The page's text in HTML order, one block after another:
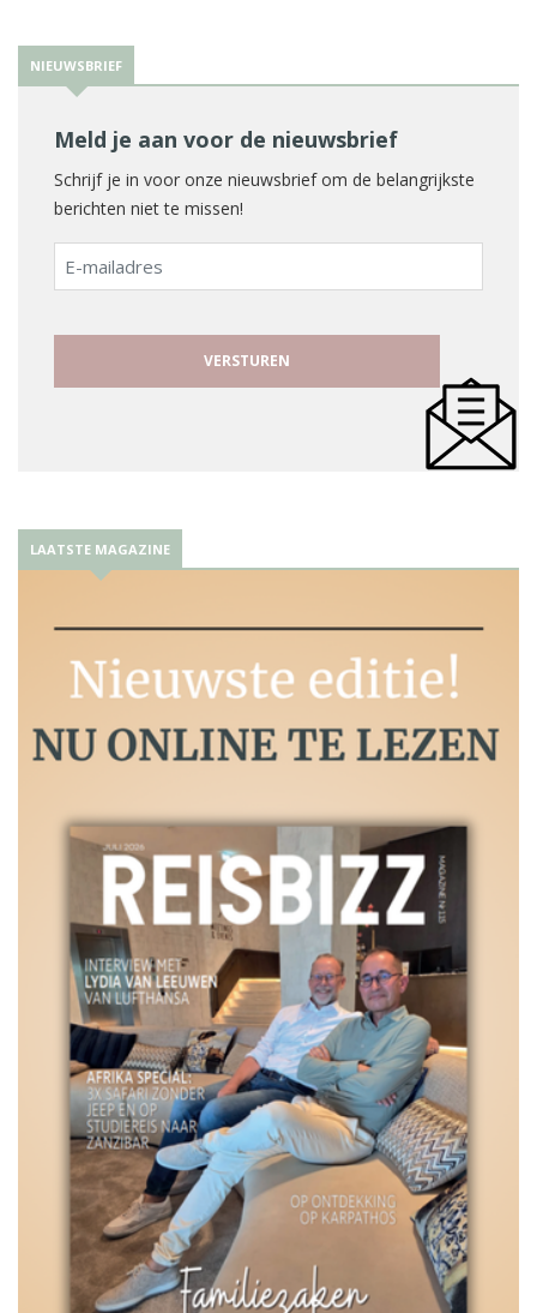
NIEUWSBRIEF
Meld je aan voor de nieuwsbrief
Schrijf je in voor onze nieuwsbrief om de belangrijkste
berichten niet te missen!
E-
mailadres
LAATSTE MAGAZINE